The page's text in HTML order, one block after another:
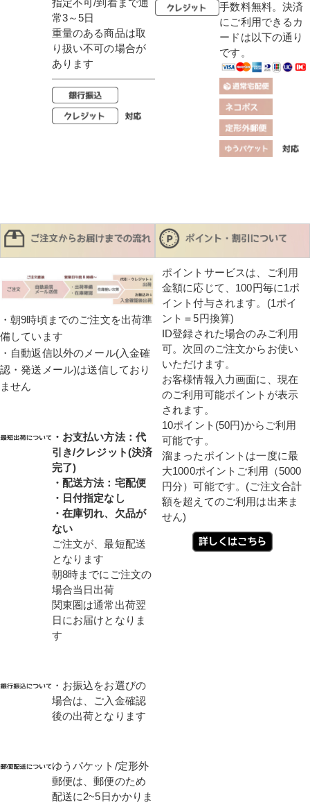
指定不可/到着まで通
常3～5日
重量のある商品は取
り扱い不可の場合が
あります
手数料無料。決済
にご利用できるカ
ードは以下の通り
です。
・朝9時頃までのご注文を出荷準
備しています
・自動返信以外のメール(入金確
認・発送メール)は送信しており
ません
・お支払い方法：代
引き/クレジット(決済
完了)
・配送方法：宅配便
・日付指定なし
・在庫切れ、欠品が
ない
ご注文が、最短配送
となります
朝8時までにご注文の
場合当日出荷
関東圏は通常出荷翌
日にお届けとなりま
す
・お振込をお選びの
場合は、ご入金確認
後の出荷となります
ゆうパケット/定形外
郵便は、郵便のため
配送に2~5日かかりま
ポイントサービスは、ご利用
金額に応じて、100円毎に1ポ
イント付与されます。(1ポイ
ント＝5円換算)
ID登録された場合のみご利用
可。次回のご注文からお使い
いただけます。
お客様情報入力画面に、現在
のご利用可能ポイントが表示
されます。
10ポイント(50円)からご利用
可能です。
溜まったポイントは一度に最
大1000ポイントご利用（5000
円分）可能です。(ご注文合計
額を超えてのご利用は出来ま
せん)